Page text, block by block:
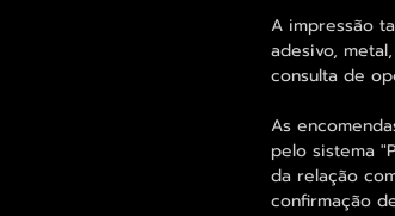
A impressão
adesivo,
consulta de
As
pelo sistema
da relação
confirmação